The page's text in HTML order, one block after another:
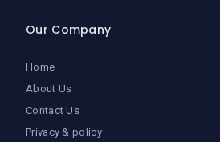
Our Company
Home
About Us
Contact Us
Privacy & policy